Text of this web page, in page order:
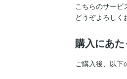
こちらのサービ
どうぞよろし
購入にあ
ご購入後、以下